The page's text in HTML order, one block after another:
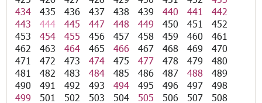
434
435 436 437 438 439 440 441
442
443
444 445 447 448 449 450 451
452
453
454 455 456 457 458 459 460
461
462
463 464 465 466 467 468 469
470
471
472 473 474 475 477 478 479
480
481
482 483 484 485 486 487 488
489
490
491 492 493 494 495 496 497
498
499
501 502 503 504 505 506 507
508